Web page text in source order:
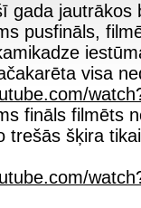
gada jautrākos
pusfināls,
visa
fināls filmēts
trešās šķira